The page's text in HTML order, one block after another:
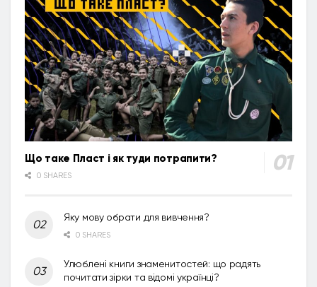
Що таке Пласт і як туди потрапити?
0 SHARES
Яку мову обрати для вивчення?
0 SHARES
Улюблені книги знаменитостей: що радять
почитати зірки та відомі українці?